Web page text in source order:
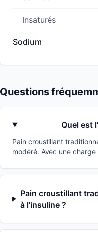
Insaturés
Sodium
Questions
Quel est
Pain croustillant
modéré. Avec une
Pain croustillant
à l'insuline ?